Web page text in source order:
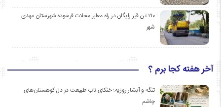
۲۱۰ تن قیر رایگان در راه معابر محلات فرسوده شهرستان مهدی
شهر
آخر هفته کجا برم ؟
تنگه و آبشار روزیه؛ خنکای ناب طبیعت در دل کوهستان‌های
چاشم